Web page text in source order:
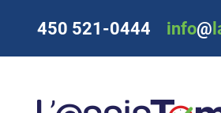
450 521-0444 info@